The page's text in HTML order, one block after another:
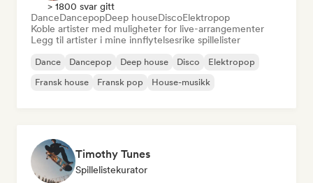
> 1800 svar gitt
DanceDancepopDeep houseDiscoElektropop
Koble artister med muligheter for live-arrangementer
Legg til artister i mine innflytelsesrike spillelister
Dance Dancepop Deep house Disco
Elektropop
Fransk house
Fransk pop House-musikk
Timothy Tunes
Spillelistekurator